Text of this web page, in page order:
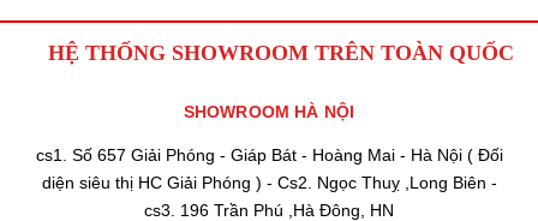
HỆ THỐNG SHOWROOM TRÊN TOÀN QUỐC
SHOWROOM HÀ NỘI
cs1. Số 657 Giải Phóng - Giáp Bát - Hoàng Mai - Hà Nội ( Đối
diện siêu thị HC Giải Phóng ) - Cs2. Ngọc Thuỵ ,Long Biên -
cs3. 196 Trần Phú ,Hà Đông, HN